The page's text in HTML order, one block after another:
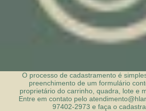
O processo de cadastramento é
preenchimento de um formulário
proprietário do carrinho, quadra, lote e
Entre em contato pelo
97402-2973 e faça o